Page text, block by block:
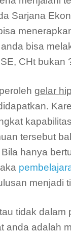
Sarjana
bisa
CHt bukan
gelar
tersebut
hanya
menjadi
tidak
anda adalah